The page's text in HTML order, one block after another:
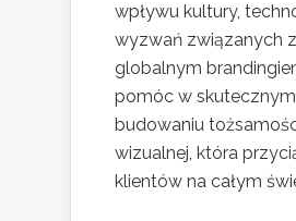
wpływu kultury,
wyzwań związanych z
globalnym
pomóc w skutecznym
budowaniu
wizualnej, która
klientów na całym